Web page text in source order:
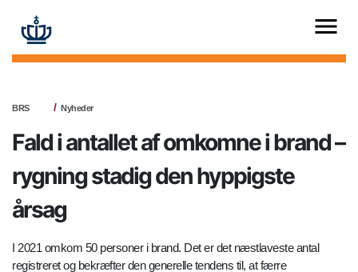
BRS Nyheder
Fald i antallet af omkomne i brand –
rygning stadig den hyppigste
årsag
I 2021 omkom 50 personer i brand. Det er det næstlaveste antal
registreret og bekræfter den generelle tendens til, at færre